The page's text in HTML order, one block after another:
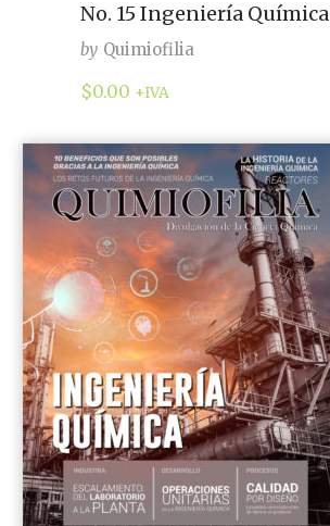
No. 15 Ingeniería Química
by Quimiofilia
$0.00 +IVA